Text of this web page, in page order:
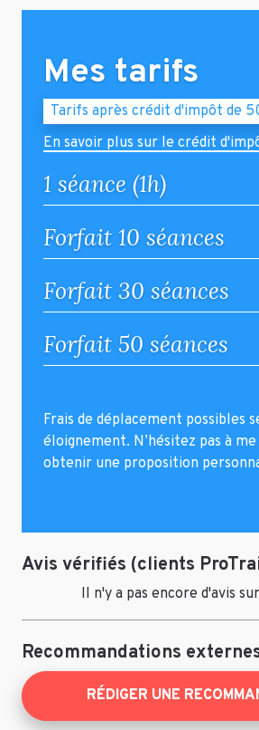
Mes tarifs
Tarifs après crédit d'impôt de
En savoir plus sur le crédit
1 séance (1h)
Forfait 10 séances
Forfait 30 séances
Forfait 50 séances
Frais de déplacement possibles
éloignement. N’hésitez pas à
obtenir une proposition
Avis vérifiés (clients
Il n'y a pas encore d'avis
Recommandations
RÉDIGER UNE